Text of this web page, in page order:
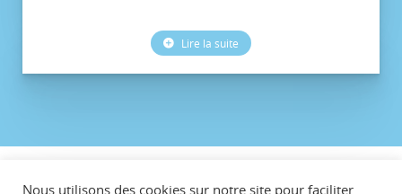
Lire la suite
Nous utilisons des cookies sur notre site pour faciliter